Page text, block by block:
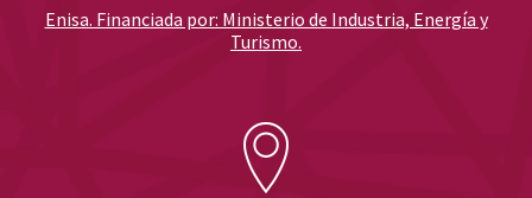
Enisa. Financiada por: Ministerio de Industria, Energía y
Turismo.